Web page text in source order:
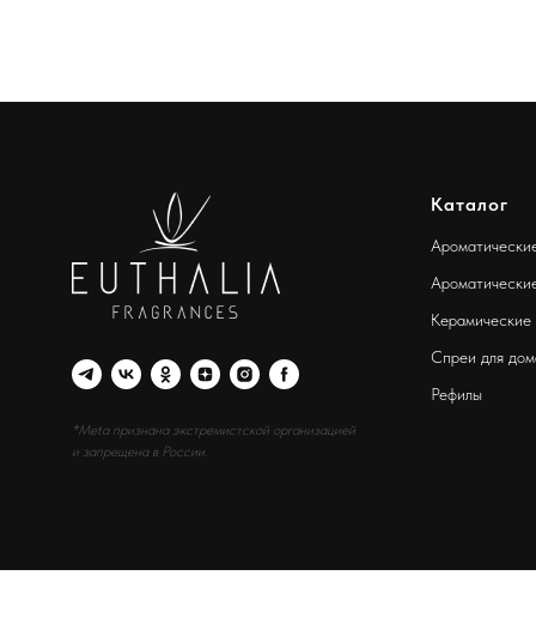
*Meta признана экстремистской организацией
и запрещена в России.
Каталог
Спреи для
Рефилы